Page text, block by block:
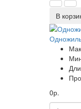
В
0р.